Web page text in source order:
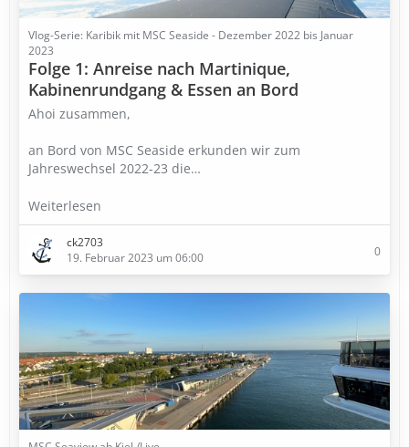
Vlog-Serie: Karibik mit MSC Seaside - Dezember 2022 bis Januar
2023
Folge 1: Anreise nach Martinique,
Kabinenrundgang & Essen an Bord
Ahoi zusammen,
an Bord von MSC Seaside erkunden wir zum
Jahreswechsel 2022-23 die…
Weiterlesen
ck2703
19. Februar 2023 um 06:00
0